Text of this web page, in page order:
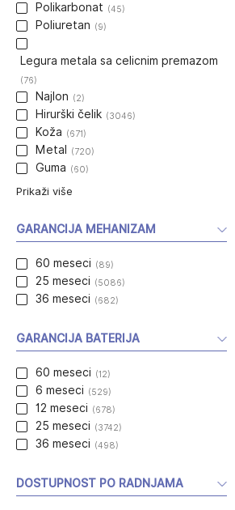
Polikarbonat (45)
Poliuretan (9)
Legura metala sa celicnim premazom
(76)
Najlon (2)
Hirurški čelik (3046)
Koža (671)
Metal (720)
Guma (60)
Prikaži više
GARANCIJA MEHANIZAM
60 meseci (89)
25 meseci (5086)
36 meseci (682)
GARANCIJA BATERIJA
60 meseci (12)
6 meseci (529)
12 meseci (678)
25 meseci (3742)
36 meseci (498)
DOSTUPNOST PO RADNJAMA